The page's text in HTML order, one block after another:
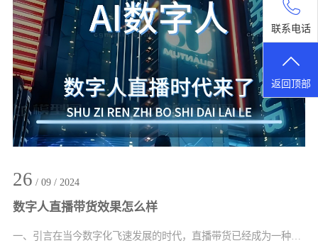
26 / 09 / 2024
数字人直播带货效果怎么样
一、引言在当今数字化飞速发展的时代，直播带货已经成为一种极具影响力的营销方式。而···
联系电话
返回顶部